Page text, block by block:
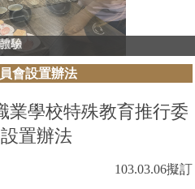
驗
學
會設置辦法
業學校特殊教育推行委
置辦法
103.03.06擬訂